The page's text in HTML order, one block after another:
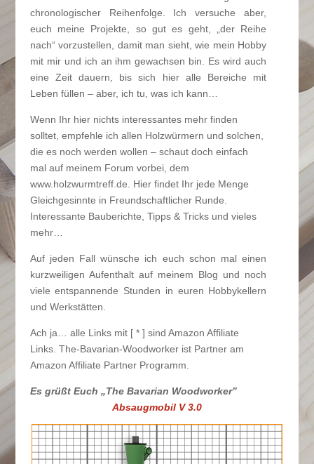
chronologischer Reihenfolge. Ich versuche aber,
euch meine Projekte, so gut es geht, „der Reihe
nach“ vorzustellen, damit man sieht, wie mein Hobby
mit mir und ich an ihm gewachsen bin. Es wird auch
eine Zeit dauern, bis sich hier alle Bereiche mit
Leben füllen – aber, ich tu, was ich kann…
Wenn Ihr hier nichts interessantes mehr finden
solltet, empfehle ich allen Holzwürmern und solchen,
die es noch werden wollen – schaut doch einfach
mal auf meinem Forum vorbei, dem
www.holzwurmtreff.de. Hier findet Ihr jede Menge
Gleichgesinnte in Freundschaftlicher Runde.
Interessante Bauberichte, Tipps & Tricks und vieles
mehr…
Auf jeden Fall wünsche ich euch schon mal einen
kurzweiligen Aufenthalt auf meinem Blog und noch
viele entspannende Stunden in euren Hobbykellern
und Werkstätten.
Ach ja… alle Links mit [ * ] sind Amazon Affiliate
Links. The-Bavarian-Woodworker ist Partner am
Amazon Affiliate Partner Programm.
Es grüßt Euch „The Bavarian Woodworker”
Absaugmobil V 3.0